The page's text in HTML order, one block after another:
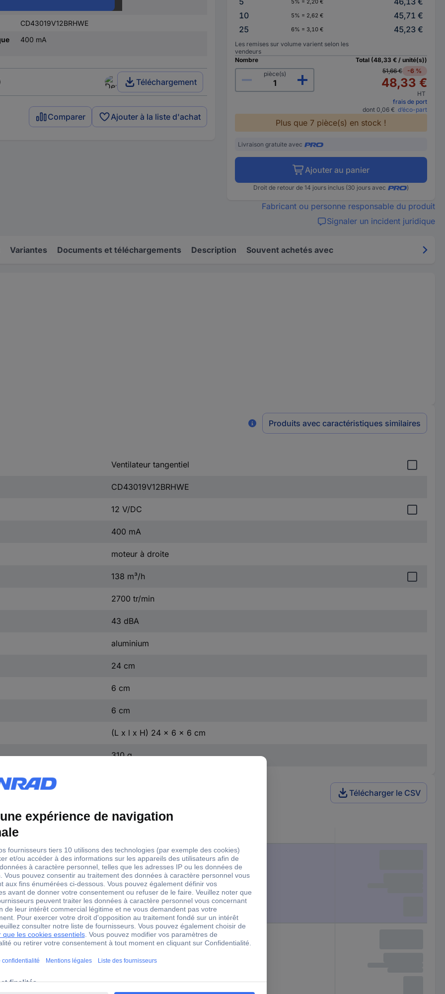
CD43019V12BRHWE
400 mA
Téléchargement
Comparer Ajouter à la liste d'achat
5% = 2,20 €
10
5% = 2,62 €
45,71 €
25
6% = 3,10 € 45,23 €
Les remises sur volume varient selon les
vendeurs
Nombre
pièce(s)
Total (48,33 € / unité(s))
51,66 €
-6 %
48,33 €
HT
frais de port
dont 0,06 € d’éco-part
Plus que 7 pièce(s) en stock !
Livraison gratuite avec
Ajouter au panier
Droit de retour de 14 jours inclus (30 jours avec )
Fabricant ou personne responsable du produit
Signaler un incident juridique
Variantes Documents et téléchargements Description Souvent achetés avec
Produits avec caractéristiques similaires
Ventilateur tangentiel
CD43019V12BRHWE
12 V/DC
400 mA
moteur à droite
138 m³/h
2700 tr/min
43 dBA
aluminium
24 cm
6 cm
6 cm
(L x l x H) 24 x 6 x 6 cm
310 g
Télécharger le CSV
d'air
h
h